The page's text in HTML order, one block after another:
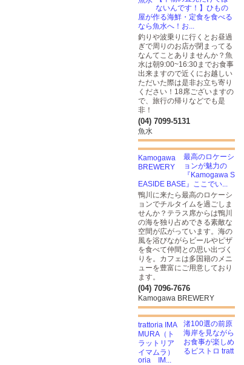
ないんです！】ひもの
屋が作る海鮮・定食を食べる
なら魚水へ！お...
釣りや波乗りに行くとお昼過
ぎで周りのお店が閉まってる
なんてことありませんか？魚
水は朝9:00~16:30までお食事
出来ますので近くにお越しい
ただいた際は是非お立ち寄り
ください！18席ございますの
で、旅行の帰りなどでも是
非！
(04) 7099-5131
魚水
最高のロケーシ
ョンが魅力の
『Kamogawa S
EASIDE BASE』ここでい...
鴨川に来たら最高のロケーシ
ョンでチルタイムを過ごしま
せんか？テラス席からは鴨川
の海を独り占めできる素敵な
空間が広がっています。海の
風を浴びながらビールやピザ
を食べて仲間との思い出づく
りを。カフェは多国籍のメニ
ューを豊富にご用意しており
ます。
(04) 7096-7676
Kamogawa BREWERY
渚100選の前原
海岸を見ながら
お食事が楽しめ
るビストロ tratt
oria IM...